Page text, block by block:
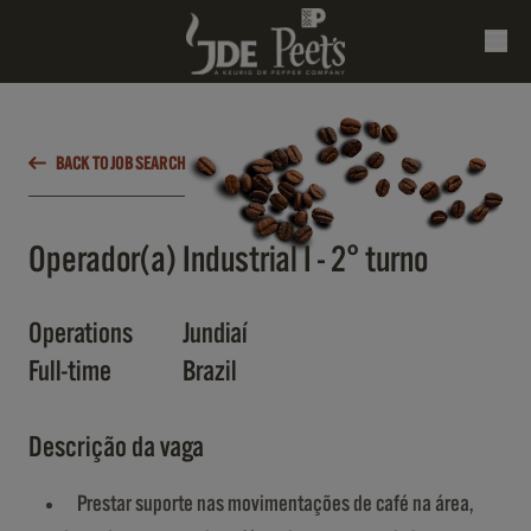
BACK TO JOB SEARCH
Operador(a) Industrial I - 2° turno
Operations
Jundiaí
Full-time
Brazil
Descrição da vaga
Prestar suporte nas movimentações de café na área,